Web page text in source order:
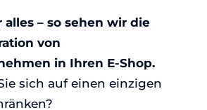
alles – so sehen wir die
von
in Ihren E-Shop.
sich auf einen einzigen